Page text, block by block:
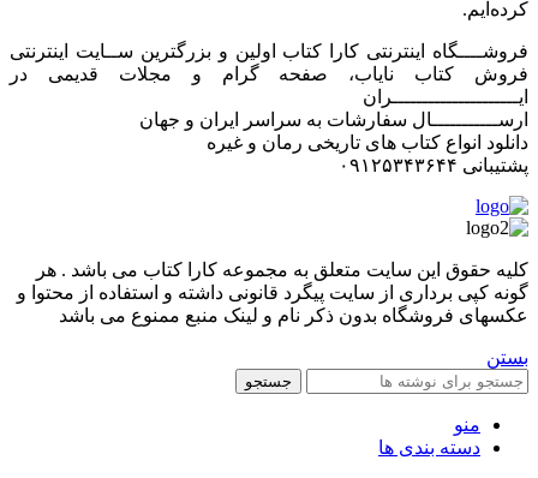
کرده‌ایم.
فروشــــگاه اینترنتی کارا کتاب اولین و بزرگترین ســایت اینترنتی
فروش کتاب نایاب، صفحه گرام و مجلات قدیمی در
ایـــــــــــــــــــــران
ارســـــــــــال سفارشات به سراسر ایران و جهان
دانلود انواع کتاب های تاریخی رمان و غیره
پشتیبانی ۰۹۱۲۵۳۴۳۶۴۴
کليه حقوق اين سايت متعلق به مجموعه کارا کتاب می باشد . هر
گونه کپی برداری از سایت پیگرد قانونی داشته و استفاده از محتوا و
عکسهای فروشگاه بدون ذکر نام و لینک منبع ممنوع می باشد
بستن
جستجو
منو
دسته بندی ها